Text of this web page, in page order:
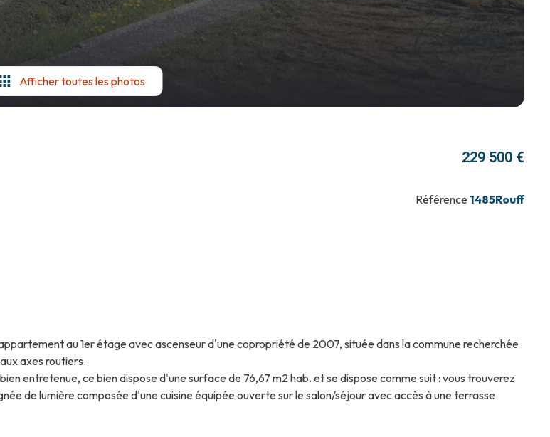
Afficher toutes les photos
229 500 €
Référence 1485Rouff
au 1er étage avec ascenseur d'une copropriété de 2007, située dans la commune recherchée
axes routiers.
entretenue, ce bien dispose d'une surface de 76,67 m2 hab. et se dispose comme suit : vous trouverez
de lumière composée d'une cuisine équipée ouverte sur le salon/séjour avec accès à une terrasse